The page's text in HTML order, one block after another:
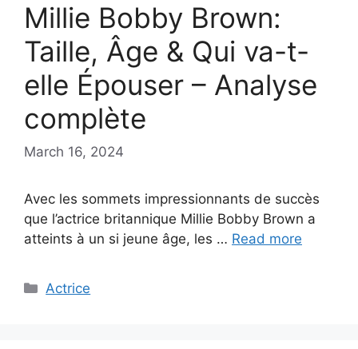
Millie Bobby Brown:
Taille, Âge & Qui va-t-
elle Épouser – Analyse
complète
March 16, 2024
Avec les sommets impressionnants de succès
que l’actrice britannique Millie Bobby Brown a
atteints à un si jeune âge, les … Read more
Categories
Actrice